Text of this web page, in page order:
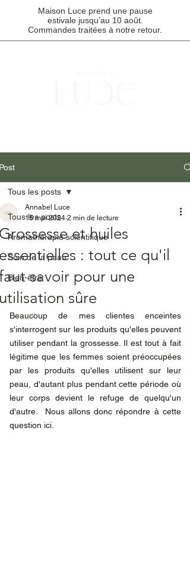
Maison Luce prend une pause
estivale jusqu’au 10 août.
Commandes traitées à notre retour.
Tous les posts
Aromathérapie scientifique
Soin de la peau
Bien-être
Tous les posts
et huiles
: tout ce qu'il
savoir pour une
sûre
Annabel Luce
15 mai 2024 2 min de lecture
Beaucoup de mes clientes enceintes
s'interrogent sur les produits qu'elles peuvent
utiliser pendant la grossesse. Il est tout à fait
légitime que les femmes soient préoccupées
par les produits qu'elles utilisent sur leur
peau, d'autant plus pendant cette période où
leur corps devient le refuge de quelqu'un
d'autre.  Nous allons donc répondre à cette
question ici.